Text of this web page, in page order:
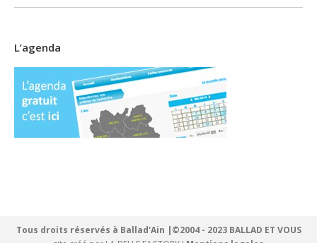
L’agenda
Tous droits réservés à Ballad'Ain |©2004 - 2023 BALLAD ET VOUS